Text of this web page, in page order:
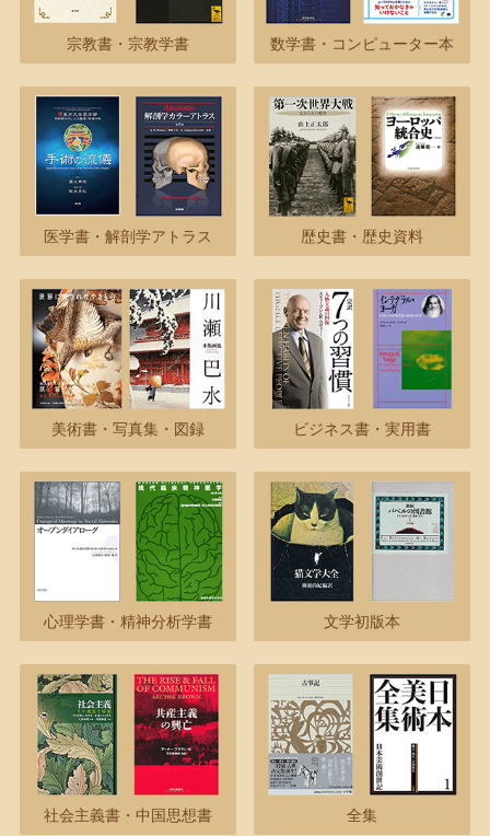
宗教書・宗教学書 数学書・コンピューター本
医学書・解剖学アトラス 歴史書・歴史資料
美術書・写真集・図録 ビジネス書・実用書
心理学書・精神分析学書 文学初版本
社会主義書・中国思想書 全集